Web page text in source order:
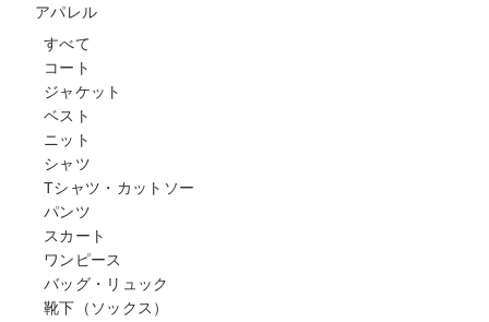
アパレル
すべて
コート
ジャケット
ベスト
ニット
シャツ
Tシャツ・カットソー
パンツ
スカート
ワンピース
バッグ・リュック
靴下（ソックス）